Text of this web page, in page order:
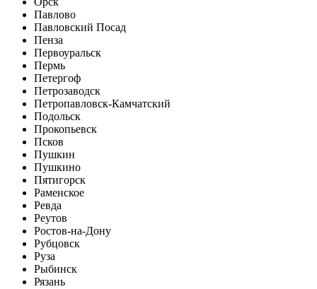
Павлово
Павловский Посад
Пенза
Первоуральск
Пермь
Петергоф
Петрозаводск
Петропавловск-Камчатский
Подольск
Прокопьевск
Псков
Пушкин
Пушкино
Пятигорск
Раменское
Ревда
Реутов
Ростов-на-Дону
Рубцовск
Руза
Рыбинск
Рязань